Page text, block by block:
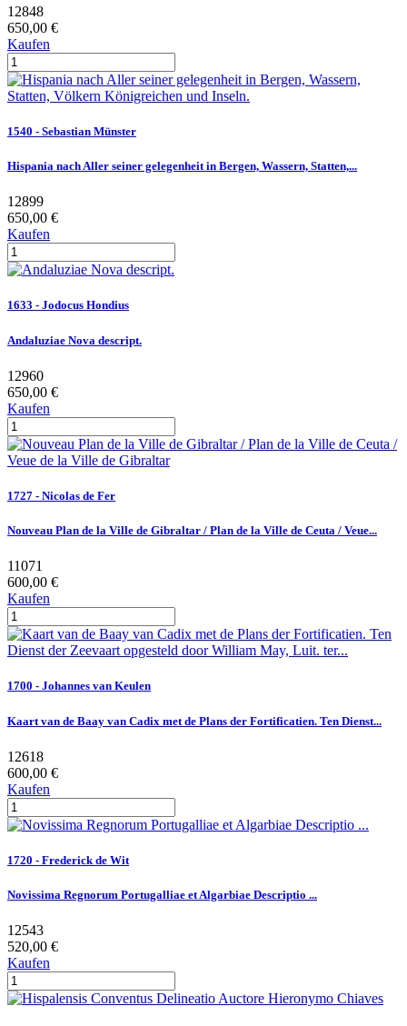
12848
650,00 €
Kaufen
1540 - Sebastian Münster
Hispania nach Aller seiner gelegenheit in Bergen, Wassern, Statten,...
12899
650,00 €
Kaufen
1633 - Jodocus Hondius
Andaluziae Nova descript.
12960
650,00 €
Kaufen
1727 - Nicolas de Fer
Nouveau Plan de la Ville de Gibraltar / Plan de la Ville de Ceuta / Veue...
11071
600,00 €
Kaufen
1700 - Johannes van Keulen
Kaart van de Baay van Cadix met de Plans der Fortificatien. Ten Dienst...
12618
600,00 €
Kaufen
1720 - Frederick de Wit
Novissima Regnorum Portugalliae et Algarbiae Descriptio ...
12543
520,00 €
Kaufen